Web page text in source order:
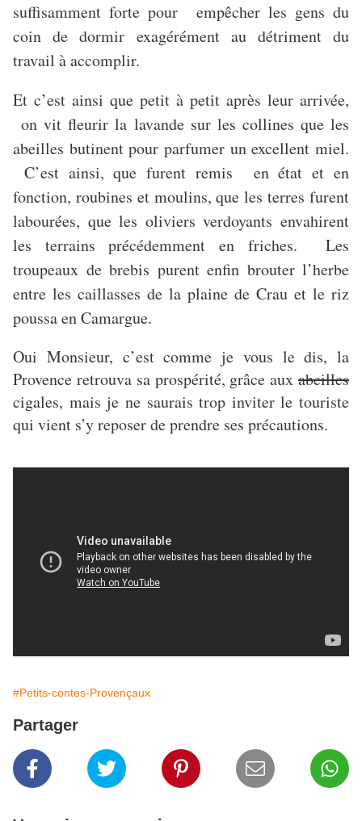
suffisamment forte pour empêcher les gens du
coin de dormir exagérément au détriment du
travail à accomplir.
Et c’est ainsi que petit à petit après leur arrivée,
on vit fleurir la lavande sur les collines que les
abeilles butinent pour parfumer un excellent miel.
C’est ainsi, que furent remis en état et en
fonction, roubines et moulins, que les terres furent
labourées, que les oliviers verdoyants envahirent
les terrains précédemment en friches. Les
troupeaux de brebis purent enfin brouter l’herbe
entre les caillasses de la plaine de Crau et le riz
poussa en Camargue.
Oui Monsieur, c’est comme je vous le dis, la
Provence retrouva sa prospérité, grâce aux abeilles
cigales, mais je ne saurais trop inviter le touriste
qui vient s’y reposer de prendre ses précautions.
#Petits-contes-Provençaux
Partager